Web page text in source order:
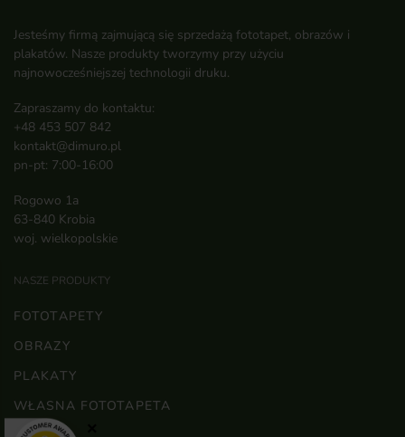
Jesteśmy firmą zajmującą się sprzedażą fototapet, obrazów i
plakatów. Nasze produkty tworzymy przy użyciu
najnowocześniejszej technologii druku.
Zapraszamy do kontaktu:
+48 453 507 842
kontakt@dimuro.pl
pn-pt: 7:00-16:00
Rogowo 1a
63-840 Krobia
woj. wielkopolskie
NASZE PRODUKTY
FOTOTAPETY
OBRAZY
PLAKATY
WŁASNA FOTOTAPETA